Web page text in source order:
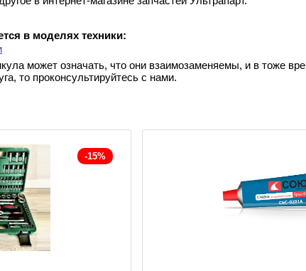
в моделях техники:
может означать, что они взаимозаменяемы, и в тоже
то проконсультируйтесь с нами.
-15%